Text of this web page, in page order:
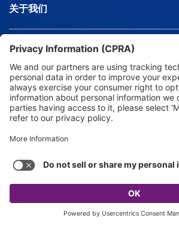
Belize
Benin
Bolivia
关于我们
keyboard_arrow_up
QUICK ACCESS